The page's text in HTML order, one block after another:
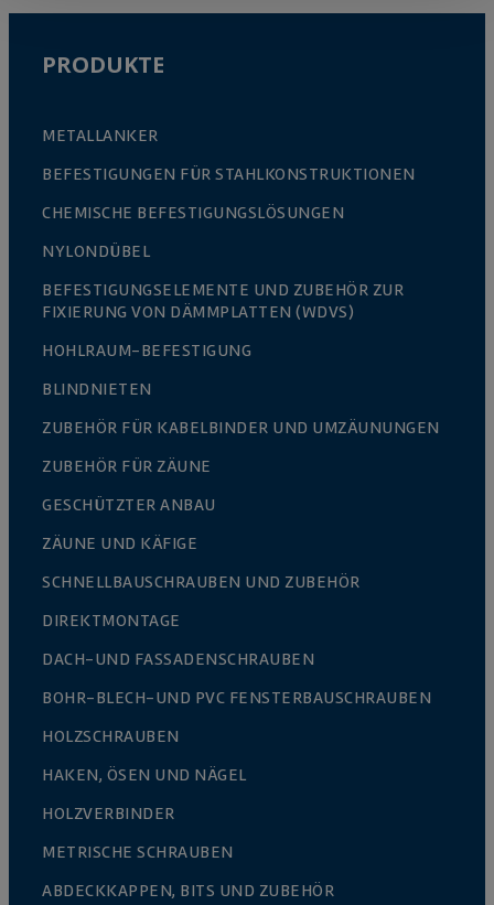
PRODUKTE
METALLANKER
BEFESTIGUNGEN FÜR STAHLKONSTRUKTIONEN
CHEMISCHE BEFESTIGUNGSLÖSUNGEN
NYLONDÜBEL
BEFESTIGUNGSELEMENTE UND ZUBEHÖR ZUR
FIXIERUNG VON DÄMMPLATTEN (WDVS)
HOHLRAUM-BEFESTIGUNG
BLINDNIETEN
ZUBEHÖR FÜR KABELBINDER UND UMZÄUNUNGEN
ZUBEHÖR FÜR ZÄUNE
GESCHÜTZTER ANBAU
ZÄUNE UND KÄFIGE
SCHNELLBAUSCHRAUBEN UND ZUBEHÖR
DIREKTMONTAGE
DACH-UND FASSADENSCHRAUBEN
BOHR-BLECH-UND PVC FENSTERBAUSCHRAUBEN
HOLZSCHRAUBEN
HAKEN, ÖSEN UND NÄGEL
HOLZVERBINDER
METRISCHE SCHRAUBEN
ABDECKKAPPEN, BITS UND ZUBEHÖR